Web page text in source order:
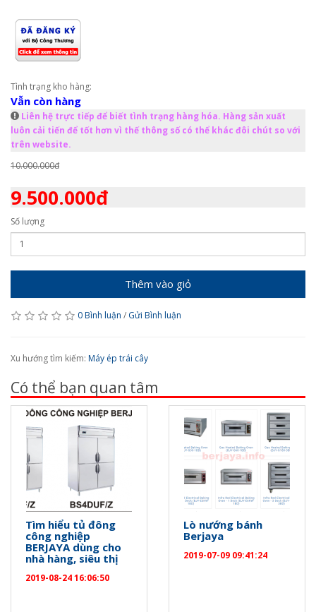
Tình trạng kho hàng:
Vẫn còn hàng
Liên hệ trực tiếp để biết tình trạng hàng hóa. Hàng sản xuất
luôn cải tiến để tốt hơn vì thế thông số có thể khác đôi chút so với
trên website.
10.000.000đ
9.500.000đ
Số lượng
Thêm vào giỏ
0 Bình luận / Gửi Bình luận
Xu hướng tìm kiếm: Máy ép trái cây
Có thể bạn quan tâm
Tìm hiểu tủ đông
công nghiệp
BERJAYA dùng cho
nhà hàng, siêu thị
2019-08-24 16:06:50
Lò nướng bánh
Berjaya
2019-07-09 09:41:24